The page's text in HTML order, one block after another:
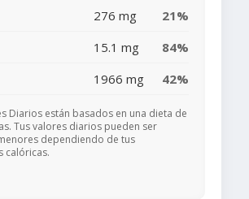
276 mg
21%
15.1 mg
84%
1966 mg 42%
Diarios están basados en una dieta de
Tus valores diarios pueden ser
dependiendo de tus
calóricas.